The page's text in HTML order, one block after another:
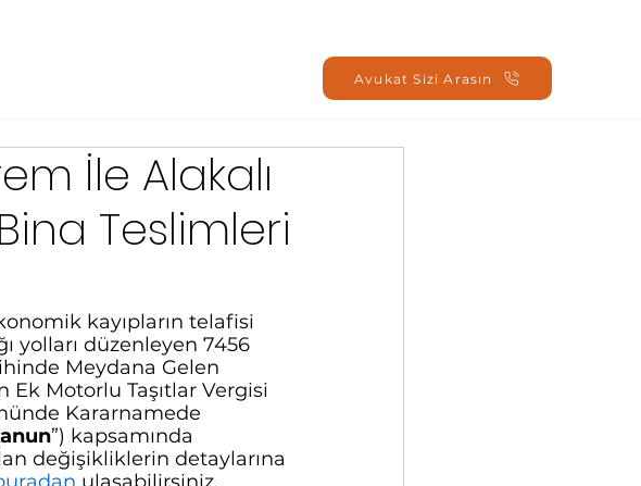
Avukat Sizi Arasın
İle Alakalı
Teslimleri
kayıpların telafisi
yolları düzenleyen 7456
Meydana Gelen
Ek Motorlu Taşıtlar Vergisi
Kararnamede
”) kapsamında
değişikliklerin detaylarına